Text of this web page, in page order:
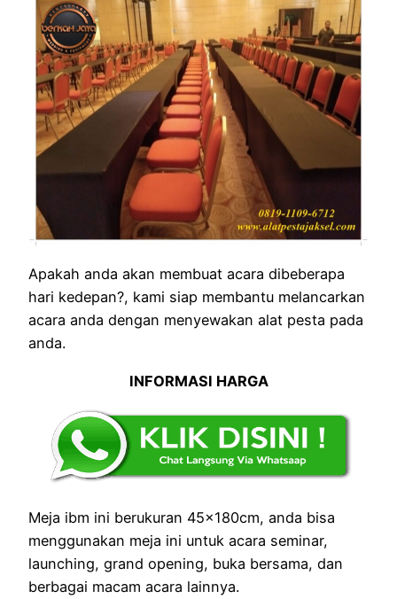
Apakah anda akan membuat acara dibeberapa
hari kedepan?, kami siap membantu melancarkan
acara anda dengan menyewakan alat pesta pada
anda.
INFORMASI HARGA
Meja ibm ini berukuran 45x180cm, anda bisa
menggunakan meja ini untuk acara seminar,
launching, grand opening, buka bersama, dan
berbagai macam acara lainnya.